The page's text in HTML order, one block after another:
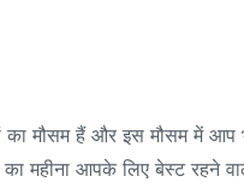
का मौसम हैं और इस मौसम में आप
महीना आपके लिए बेस्ट रहने